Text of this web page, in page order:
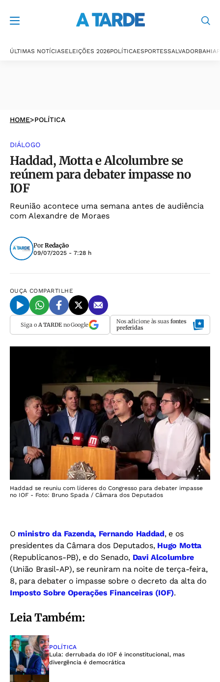
ÚLTIMAS NOTÍCIASELEIÇÕES 2026POLÍTICAESPORTESSALVADORBAHIA
HOME>POLÍTICA
DIÁLOGO
Haddad, Motta e Alcolumbre se
reúnem para debater impasse no
IOF
Reunião acontece uma semana antes de audiência
com Alexandre de Moraes
Por Redação
09/07/2025 - 7:28 h
OUÇA COMPARTILHE
Siga o A TARDEno Google Nos adicione às suas fontes
preferidas
Haddad se reuniu com líderes do Congresso para debater impasse
no IOF - Foto: Bruno Spada / Câmara dos Deputados
O ministro da Fazenda, Fernando Haddad, e os
presidentes da Câmara dos Deputados, Hugo Motta
(Republicanos-PB), e do Senado, Davi Alcolumbre
(União Brasil-AP), se reuniram na noite de terça-feira,
8, para debater o impasse sobre o decreto da alta do
Imposto Sobre Operações Financeiras (IOF).
Leia Também:
POLÍTICA
Lula: derrubada do IOF é inconstitucional, mas
divergência é democrática